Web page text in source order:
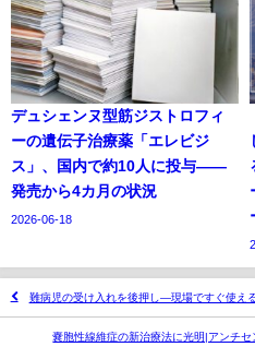
デュシェンヌ型筋ジストロフィ
ーの遺伝子治療薬「エレビジ
ス」、国内で約10人に投与——
発売から4カ月の状況
2026-06-18
難病児の受け入れを後押し―現場ですぐ使え
嚢胞性線維症の新治療法に光明|アンチ